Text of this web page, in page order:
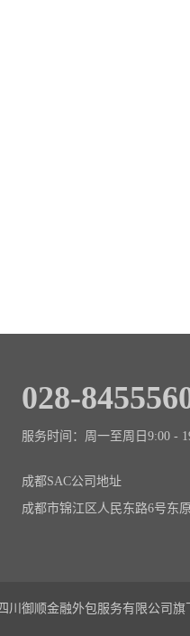
028-
服务时间：周一至周日9:00 -
成都SAC公司地址
成都市锦江区人民东路6号东
御顺金融外包服务有限公司